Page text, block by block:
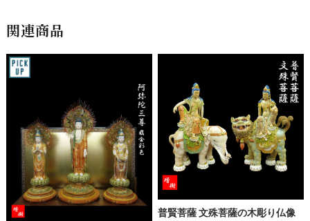
関連商品
普賢菩薩 文殊菩薩の木彫り仏像